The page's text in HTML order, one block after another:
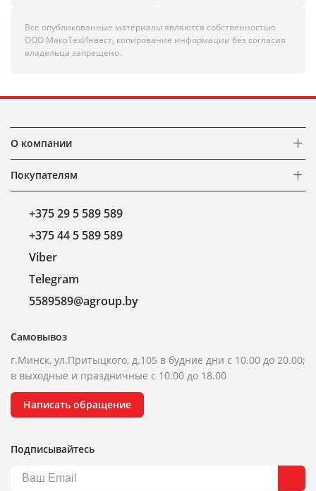
Все опубликованные материалы являются собственностью
ООО МакоТехИнвест, копирование информации без согласия
владельца запрещено.
О компании
Покупателям
+375 29 5 589 589
+375 44 5 589 589
Viber
Telegram
5589589@agroup.by
Самовывоз
г.Минск, ул.Притыцкого, д.105 в будние дни с 10.00 до 20.00;
в выходные и праздничные с 10.00 до 18.00
Написать обращение
Подписывайтесь